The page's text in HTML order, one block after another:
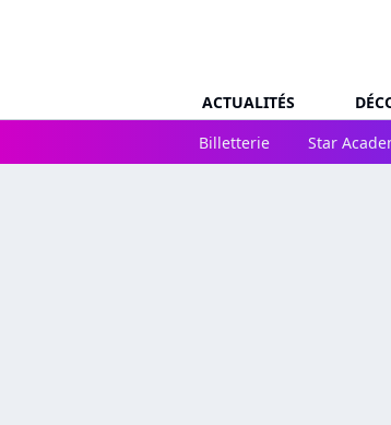
ACTUALITÉS
Billetterie
Star